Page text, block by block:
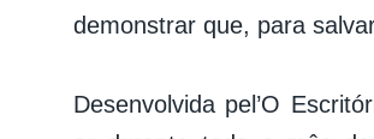
demonstrar que, para
Desenvolvida pel’O